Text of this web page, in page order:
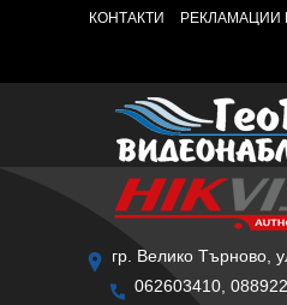
КОНТАКТИ
РЕКЛАМАЦИИ
гр. Велико Търново,
062603410,